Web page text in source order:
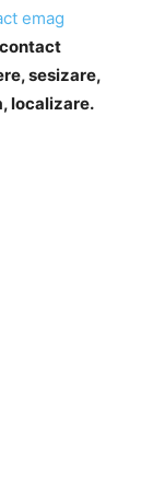
emag
sesizare,
localizare.